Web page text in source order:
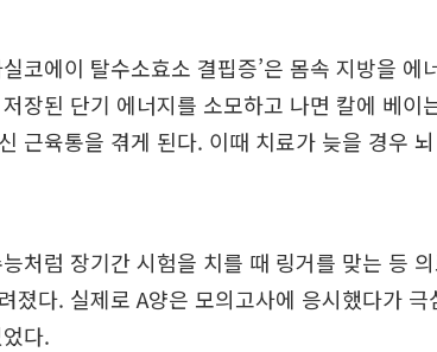
코에이 탈수소효소 결핍증’은 몸속 지방을
장된 단기 에너지를 소모하고 나면 칼에 베이
근육통을 겪게 된다. 이때 치료가 늦을 경우
처럼 장기간 시험을 치를 때 링거를 맞는 등
졌다. 실제로 A양은 모의고사에 응시했다가
다.